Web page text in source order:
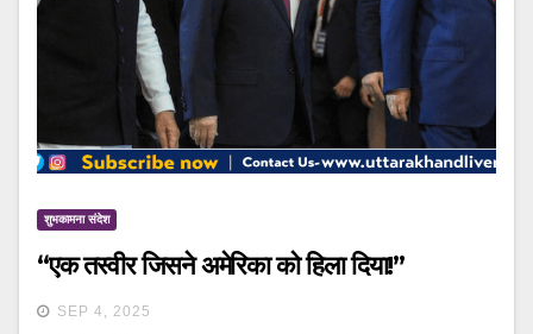
शुभकामना संदेश
“एक तस्वीर जिसने अमेरिका को हिला दिया!”
SEP 4, 2025